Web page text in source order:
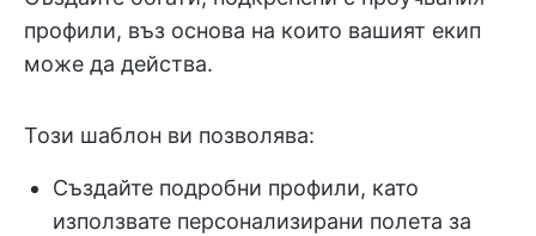
профили, въз основа на които вашият екип
може да действа.
Този шаблон ви позволява:
Създайте подробни профили, като
използвате персонализирани полета за